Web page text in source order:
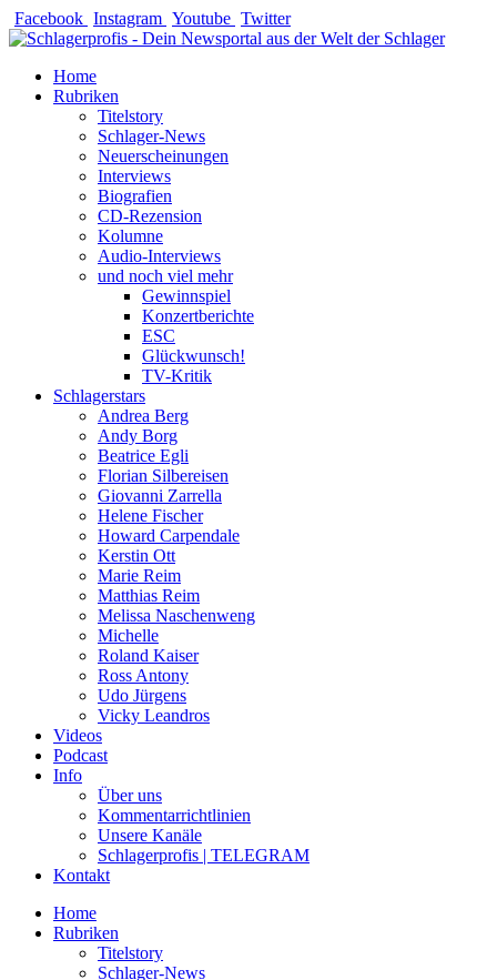
Zum
Inhalt
Facebook Instagram Youtube Twitter
Home
Rubriken
Titelstory
Schlager-News
Neuerscheinungen
Interviews
Biografien
CD-Rezension
Kolumne
Audio-Interviews
und noch viel mehr
Gewinnspiel
Konzertberichte
ESC
Glückwunsch!
TV-Kritik
Schlagerstars
Andrea Berg
Andy Borg
Beatrice Egli
Florian Silbereisen
Giovanni Zarrella
Helene Fischer
Howard Carpendale
Kerstin Ott
Marie Reim
Matthias Reim
Melissa Naschenweng
Michelle
Roland Kaiser
Ross Antony
Udo Jürgens
Vicky Leandros
Videos
Podcast
Info
Über uns
Kommentarrichtlinien
Unsere Kanäle
Schlagerprofis | TELEGRAM
Kontakt
Home
Rubriken
Titelstory
Schlager-News